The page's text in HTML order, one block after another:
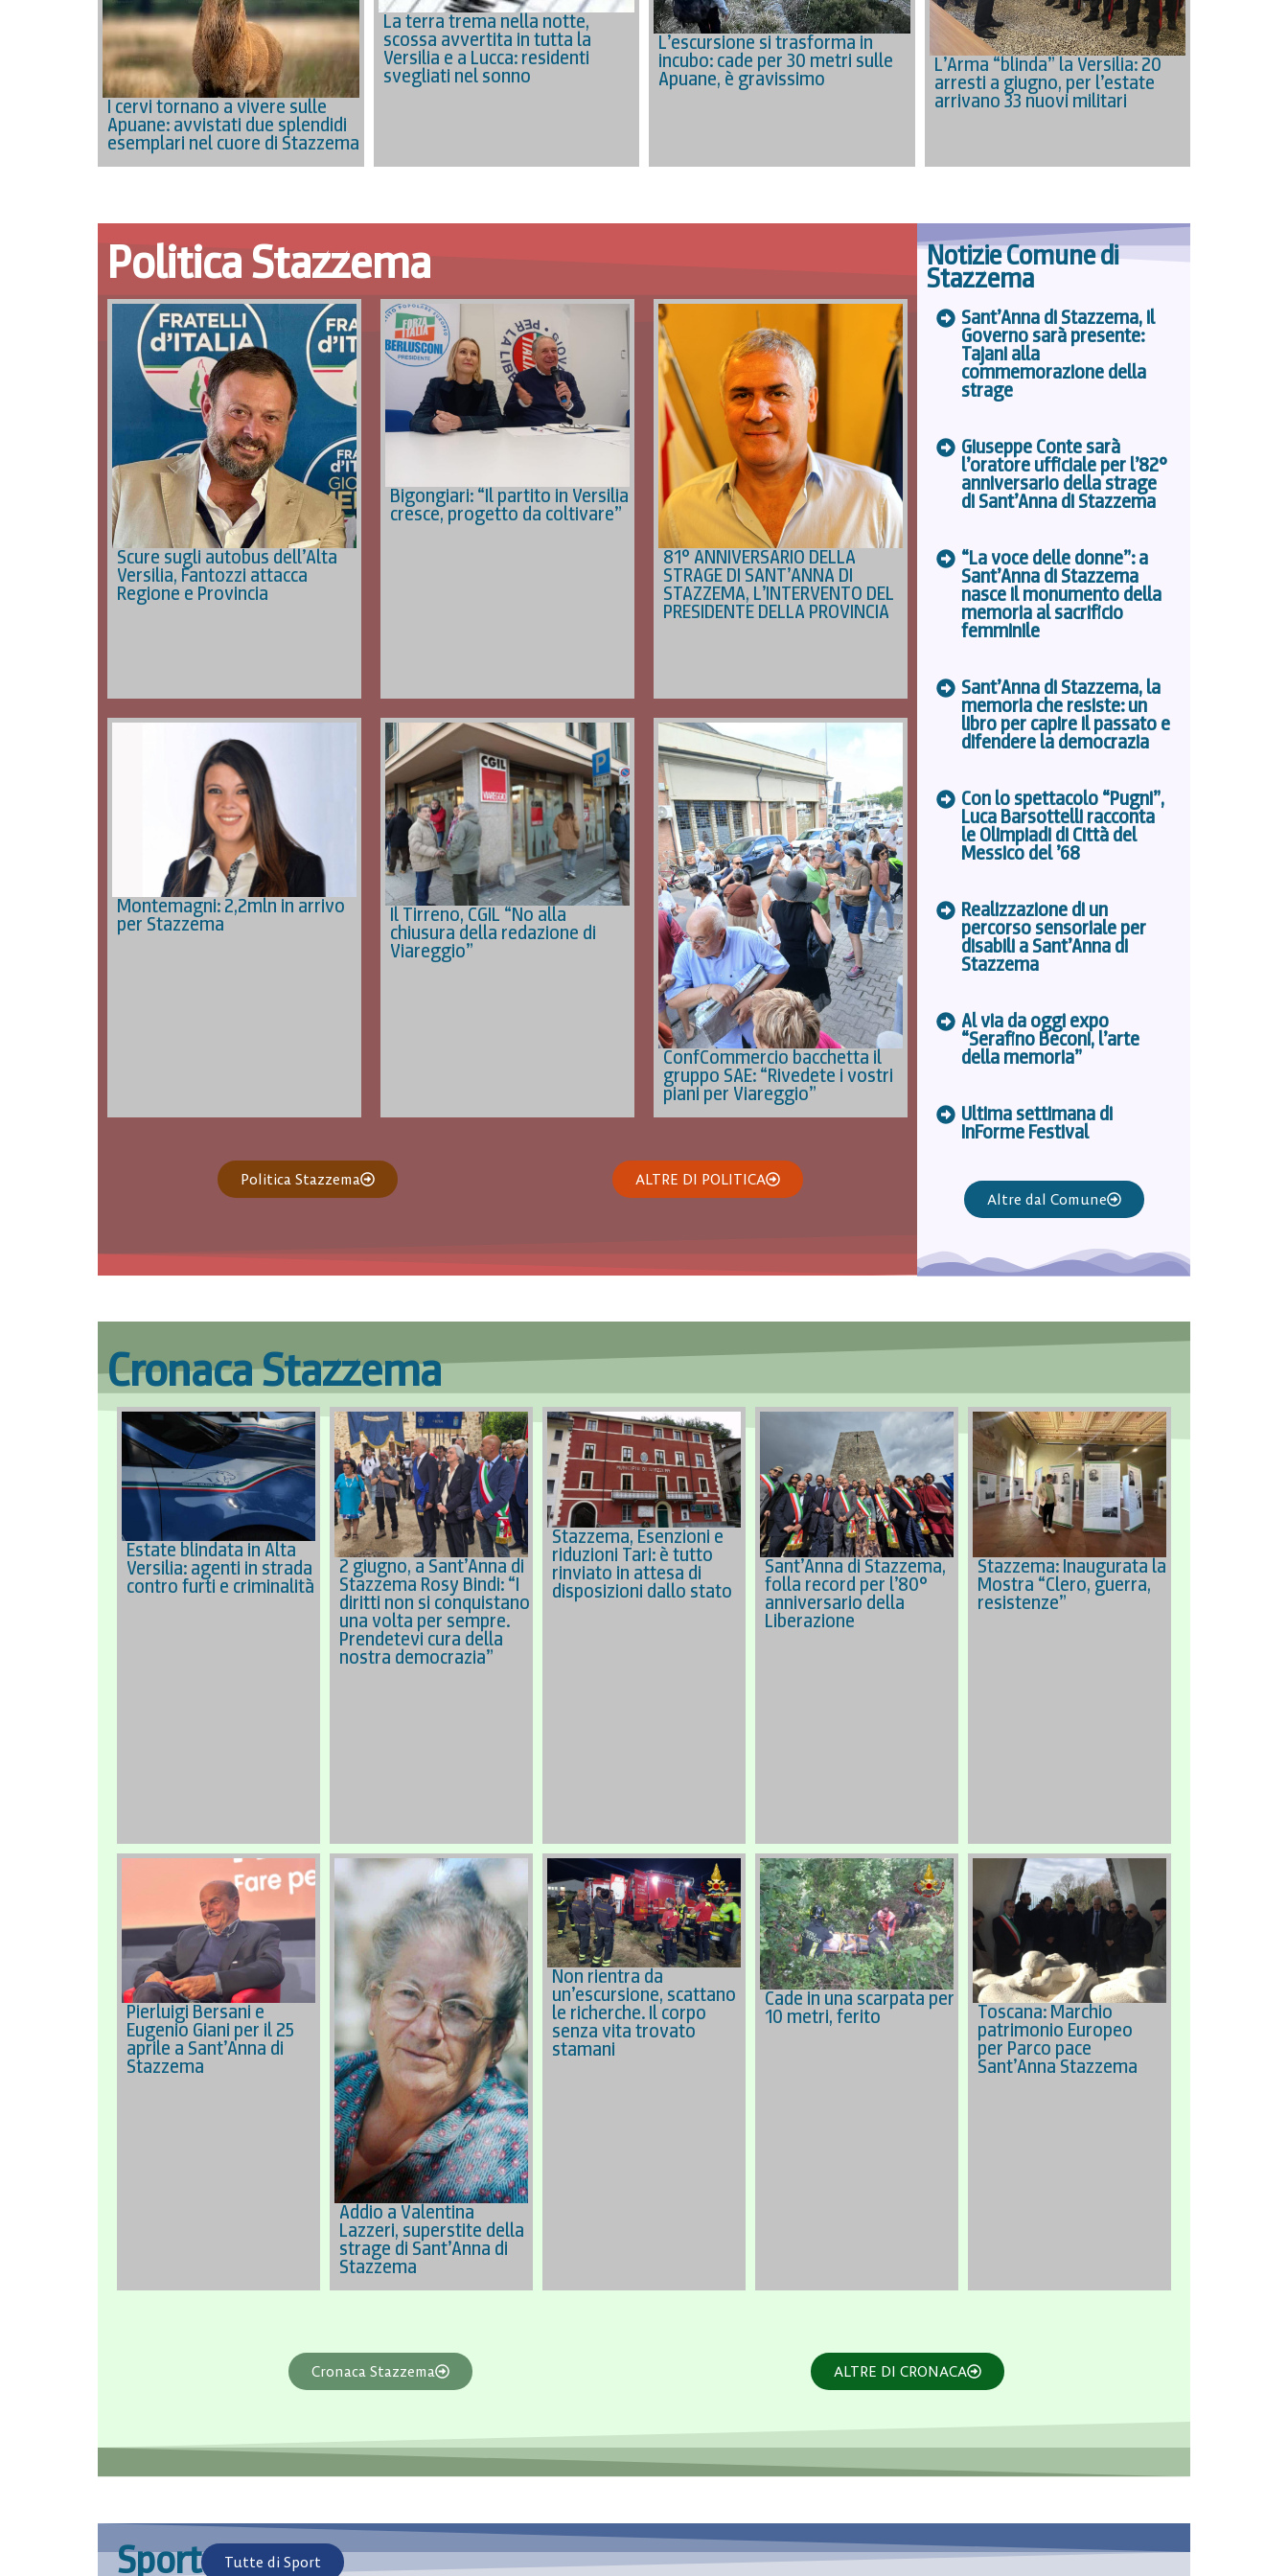
I cervi tornano a vivere sulle
Apuane: avvistati due splendidi
esemplari nel cuore di Stazzema
La terra trema nella notte,
scossa avvertita in tutta la
Versilia e a Lucca: residenti
svegliati nel sonno
L’escursione si trasforma in
incubo: cade per 30 metri sulle
Apuane, è gravissimo
L’Arma “blinda” la Versilia: 20
arresti a giugno, per l’estate
arrivano 33 nuovi militari
Politica Stazzema
Scure sugli autobus dell’Alta
Versilia, Fantozzi attacca
Regione e Provincia
Bigongiari: “Il partito in Versilia
cresce, progetto da coltivare”
81° ANNIVERSARIO DELLA
STRAGE DI SANT’ANNA DI
STAZZEMA, L’INTERVENTO DEL
PRESIDENTE DELLA PROVINCIA
Montemagni: 2,2mln in arrivo
per Stazzema Il Tirreno, CGIL “No alla
chiusura della redazione di
Viareggio”
ConfCommercio bacchetta il
gruppo SAE: “Rivedete i vostri
piani per Viareggio”
Politica Stazzema ALTRE DI POLITICA
Notizie Comune di
Stazzema
Sant’Anna di Stazzema, il
Governo sarà presente:
Tajani alla
commemorazione della
strage
Giuseppe Conte sarà
l’oratore ufficiale per l’82°
anniversario della strage
di Sant’Anna di Stazzema
“La voce delle donne”: a
Sant’Anna di Stazzema
nasce il monumento della
memoria al sacrificio
femminile
Sant’Anna di Stazzema, la
memoria che resiste: un
libro per capire il passato e
difendere la democrazia
Con lo spettacolo “Pugni”,
Luca Barsottelli racconta
le Olimpiadi di Città del
Messico del ’68
Realizzazione di un
percorso sensoriale per
disabili a Sant’Anna di
Stazzema
Al via da oggi expo
“Serafino Beconi, l’arte
della memoria”
Ultima settimana di
InForme Festival
Altre dal Comune
Cronaca Stazzema
Estate blindata in Alta
Versilia: agenti in strada
contro furti e criminalità
2 giugno, a Sant’Anna di
Stazzema Rosy Bindi: “I
diritti non si conquistano
una volta per sempre.
Prendetevi cura della
nostra democrazia”
Stazzema, Esenzioni e
riduzioni Tari: è tutto
rinviato in attesa di
disposizioni dallo stato
Sant’Anna di Stazzema,
folla record per l’80°
anniversario della
Liberazione
Stazzema: Inaugurata la
Mostra “Clero, guerra,
resistenze”
Pierluigi Bersani e
Eugenio Giani per il 25
aprile a Sant’Anna di
Stazzema
Addio a Valentina
Lazzeri, superstite della
strage di Sant’Anna di
Stazzema
Non rientra da
un’escursione, scattano
le richerche. Il corpo
senza vita trovato
stamani
Cade in una scarpata per
10 metri, ferito Toscana: Marchio
patrimonio Europeo
per Parco pace
Sant’Anna Stazzema
Cronaca Stazzema ALTRE DI CRONACA
Sport Tutte di Sport